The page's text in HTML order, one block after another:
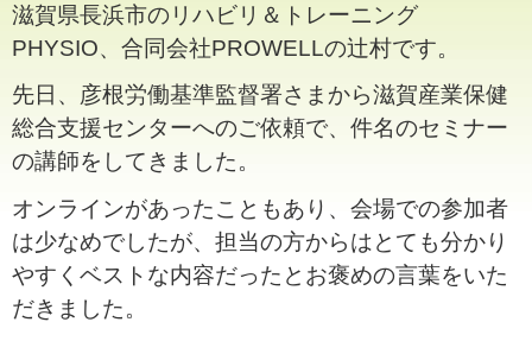
滋賀県長浜市のリハビリ＆トレーニング
PHYSIO、合同会社PROWELLの辻村です。
先日、彦根労働基準監督署さまから滋賀産業保健
総合支援センターへのご依頼で、件名のセミナー
の講師をしてきました。
オンラインがあったこともあり、会場での参加者
は少なめでしたが、担当の方からはとても分かり
やすくベストな内容だったとお褒めの言葉をいた
だきました。